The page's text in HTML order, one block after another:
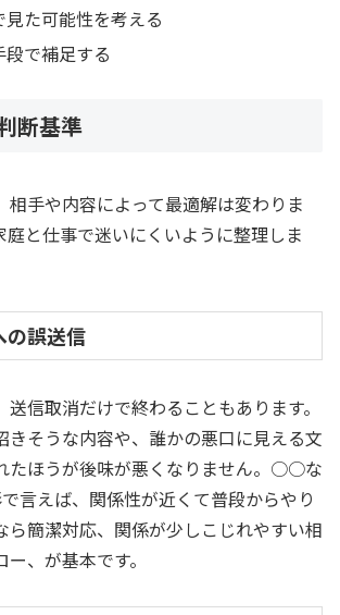
た可能性を考える
で補足する
断基準
相手や内容によって最適解は変わりま
庭と仕事で迷いにくいように整理しま
の誤送信
信取消だけで終わることもあります。
きそうな内容や、誰かの悪口に見える文
たほうが後味が悪くなりません。○○な
言えば、関係性が近くて普段からやり
ら簡潔対応、関係が少しこじれやすい相
、が基本です。